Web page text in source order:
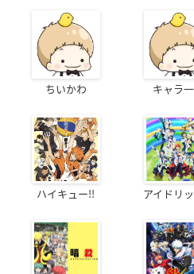
ちいかわ キャラ
ハイキュー!! アイドリ